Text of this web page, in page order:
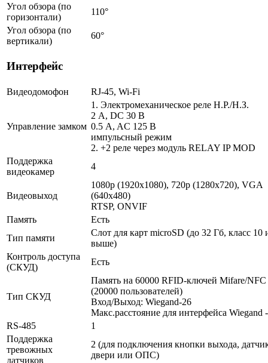
Угол обзора (по
горизонтали)
110°
Угол обзора (по
вертикали)
60°
Интерфейс
Видеодомофон RJ-45, Wi-Fi
Управление замком
1. Электромеханическое реле Н.Р./Н.З.
2 A, DC 30 В
0.5 A, AC 125 В
импульсный режим
2. +2 реле через модуль RELAY IP MOD
Поддержка
видеокамер
4
Видеовыход
1080p (1920х1080), 720p (1280x720), VGA
(640x480)
RTSP, ONVIF
Память
Есть
Тип памяти
Слот для карт microSD (до 32 Гб, класс 10
выше)
Контроль доступа
(СКУД)
Есть
Тип СКУД
Память на 60000 RFID-ключей Mifare/NFC
(20000 пользователей)
Вход/Выход: Wiegand-26
Макс.расстояние для интерфейса Wiegand
RS-485
1
Поддержка
тревожных
датчиков
2 (для подключения кнопки выхода,
двери или ОПС)